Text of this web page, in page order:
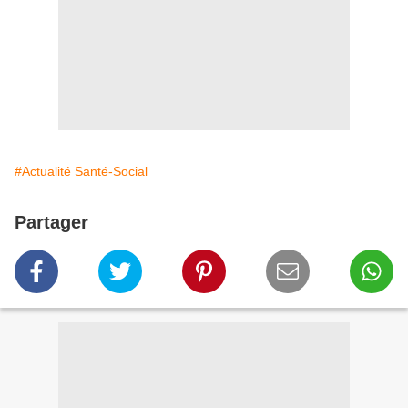
#Actualité Santé-Social
Partager